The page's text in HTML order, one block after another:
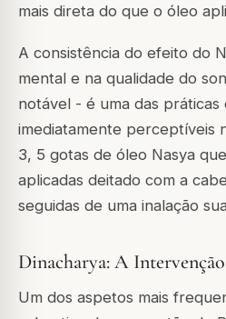
mais direta do que o óleo
A consistência do efeito do
mental e na qualidade do
notável - é uma das práticas
imediatamente perceptíveis
3, 5 gotas de óleo Nasya
aplicadas deitado com a
seguidas de uma inalação
Dinacharya: A
Um dos aspetos mais